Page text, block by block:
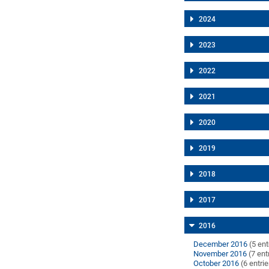
2024
2023
2022
2021
2020
2019
2018
2017
2016
December 2016 (5
November 2016 (7
October 2016 (6